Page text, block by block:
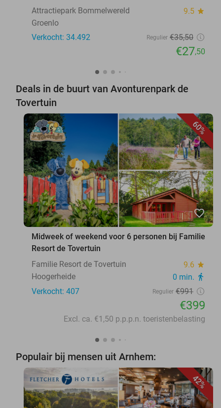
Attractiepark Bommelwereld 9.5 star
Groenlo
Verkocht: 34.492
Regulier €35,50
€27,50
Deals in de buurt van Avonturenpark de
Tovertuin
60%
favorite_border
Midweek of weekend voor 6 personen bij Familie
Resort de Tovertuin
Familie Resort de Tovertuin
9.6 star
Hoogerheide 0 min. directions_walk
Verkocht: 407 Regulier €991
€399
Excl. ca. €1,50 p.p.p.n. toeristenbelasting
Populair bij mensen uit Arnhem:
42%